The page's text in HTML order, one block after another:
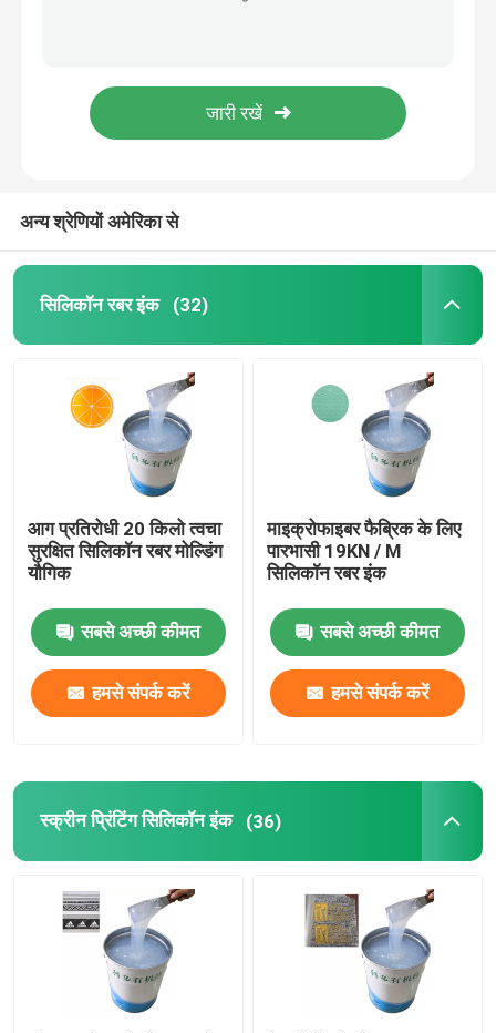
सिलिकॉन चूसता है
सिलिकॉन आधारित कोटिंग
ग्लॉसी सिलिकॉन
विद्युत प्रवाहकीय सिलिकॉन रबर
सिलिकॉन रबर चिपकने वाला
सिलिकॉन रबर वर्णक
सिलिकॉन रबर उत्प्रेरक
एंटी स्लिप सिलिकॉन
अन्य श्रेणियों अमेरिका से
सिलिकॉन रबर इंक (32)
आग प्रतिरोधी 20 किलो त्वचा
सुरक्षित सिलिकॉन रबर मोल्डिंग
यौगिक
सबसे अच्छी कीमत
हमसे संपर्क करें
माइक्रोफाइबर फैब्रिक के लिए
पारभासी 19KN / M
सिलिकॉन रबर इंक
सबसे अच्छी कीमत
हमसे संपर्क करें
स्क्रीन प्रिंटिंग सिलिकॉन इंक (36)